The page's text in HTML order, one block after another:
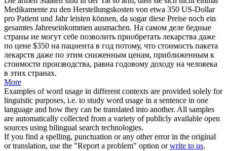
Medikamente zu den Herstellungskosten von etwa 350 US-Dollar
pro Patient und Jahr leisten können, da sogar diese Preise noch ein
gesamtes Jahreseinkommen ausmachen. На самом деле бедные
страны не могут себе позволить приобретать лекарства даже
по цене $350 на пациента в год потому, что стоимость пакета
лекарств даже по этим сниженным ценам, приближенным к
стоимости производства, равна годовому доходу на человека
в этих странах.
More
Examples of word usage in different contexts are provided solely for
linguistic purposes, i.e. to study word usage in a sentence in one
language and how they can be translated into another. All samples
are automatically collected from a variety of publicly available open
sources using bilingual search technologies.
If you find a spelling, punctuation or any other error in the original
or translation, use the "Report a problem" option orwrite to us.